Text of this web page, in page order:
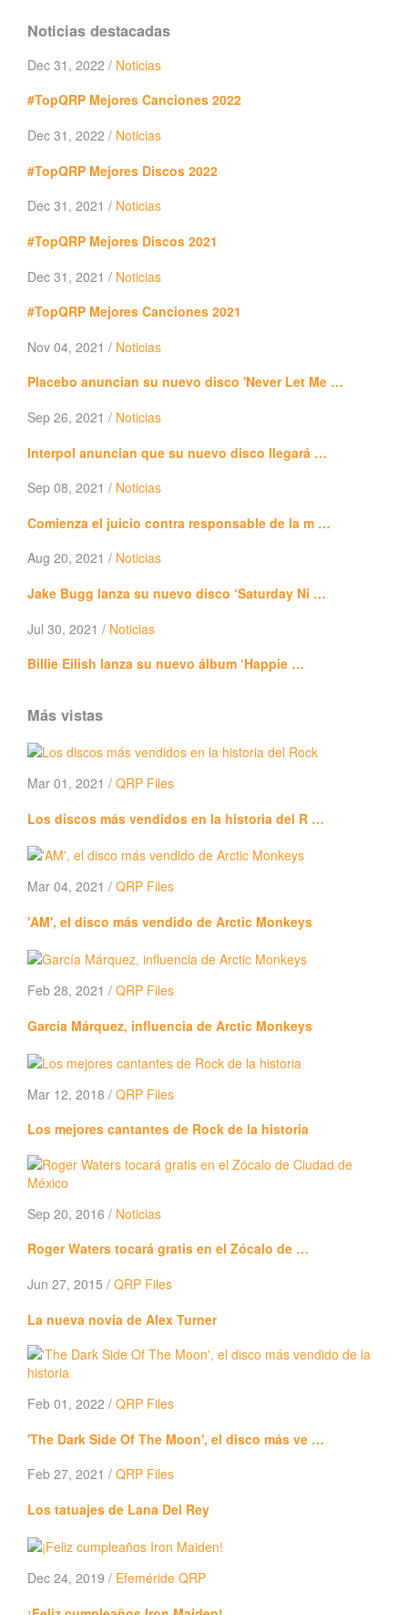
Noticias destacadas
Dec 31, 2022 / Noticias
#TopQRP Mejores Canciones 2022
Dec 31, 2022 / Noticias
#TopQRP Mejores Discos 2022
Dec 31, 2021 / Noticias
#TopQRP Mejores Discos 2021
Dec 31, 2021 / Noticias
#TopQRP Mejores Canciones 2021
Nov 04, 2021 / Noticias
Placebo anuncian su nuevo disco 'Never Let Me …
Sep 26, 2021 / Noticias
Interpol anuncian que su nuevo disco llegará …
Sep 08, 2021 / Noticias
Comienza el juicio contra responsable de la m …
Aug 20, 2021 / Noticias
Jake Bugg lanza su nuevo disco ‘Saturday Ni …
Jul 30, 2021 / Noticias
Billie Eilish lanza su nuevo álbum ‘Happie …
Más vistas
Mar 01, 2021 / QRP Files
Los discos más vendidos en la historia del R …
Mar 04, 2021 / QRP Files
'AM', el disco más vendido de Arctic Monkeys
Feb 28, 2021 / QRP Files
García Márquez, influencia de Arctic Monkeys
Mar 12, 2018 / QRP Files
Los mejores cantantes de Rock de la historia
Sep 20, 2016 / Noticias
Roger Waters tocará gratis en el Zócalo de …
Jun 27, 2015 / QRP Files
La nueva novia de Alex Turner
Feb 01, 2022 / QRP Files
'The Dark Side Of The Moon', el disco más ve …
Feb 27, 2021 / QRP Files
Los tatuajes de Lana Del Rey
Dec 24, 2019 / Efeméride QRP